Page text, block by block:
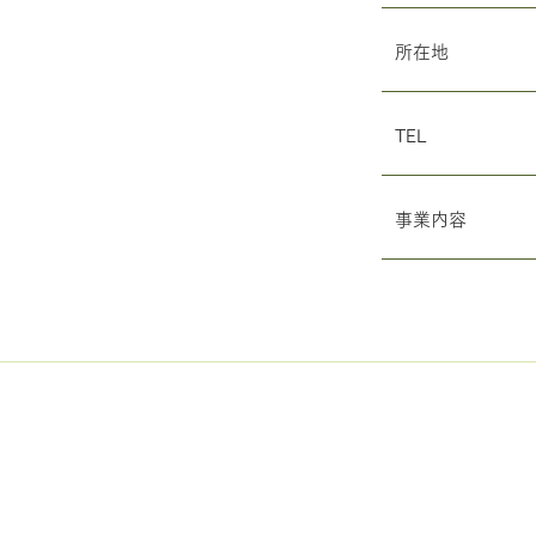
所在地
TEL
事業内容